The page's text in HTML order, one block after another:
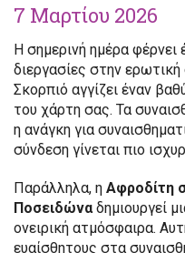
7 Μαρτίου 2026
Η σημερινή ημέρα φέρνει
διεργασίες στην
Σκορπιό αγγίζει έναν
του χάρτη σας. Τα
η ανάγκη για
σύνδεση γίνεται πιο
Παράλληλα, η Αφροδίτη
Ποσειδώναδημιουργεί
ονειρική ατμόσφαιρα.
ευαίσθητους στα